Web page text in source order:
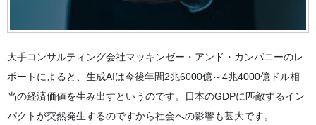
大手コンサルティング会社マッキンゼー・アンド・カンパニーのレ
ポートによると、生成AIは今後年間2兆6000億～4兆4000億ドル相
当の経済価値を生み出すというのです。日本のGDPに匹敵するイン
パクトが突然発生するのですから社会への影響も甚大です。